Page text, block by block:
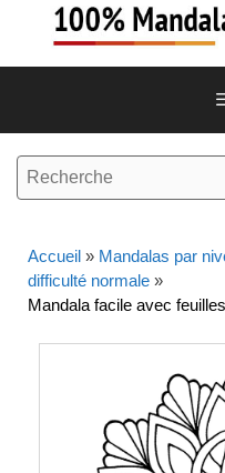
contenu
Accueil » Mandalas par
difficulté normale »
Mandala facile avec